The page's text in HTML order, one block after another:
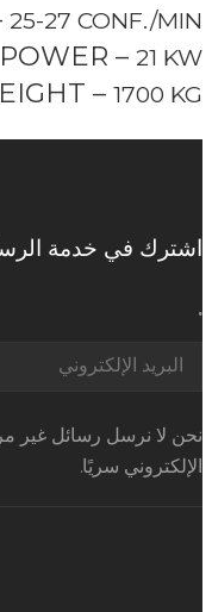
25-27 CONF./MIN
POWER – 21 KW
– 1700 KG
اشترك في خدمة
.
نحن لا نرسل رسائل غير
الإلكتروني سريًا.